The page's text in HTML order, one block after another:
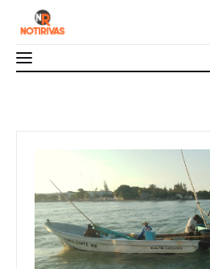
Interior del Estado
Economía
Finanzas